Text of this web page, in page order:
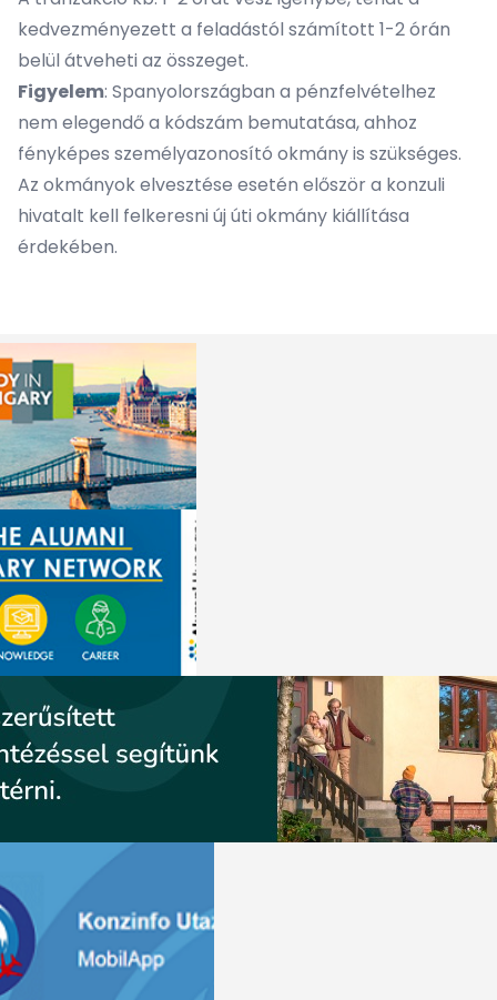
kedvezményezett a feladástól számított 1-2 órán
belül átveheti az összeget.
Figyelem: Spanyolországban a pénzfelvételhez
nem elegendő a kódszám bemutatása, ahhoz
fényképes személyazonosító okmány is szükséges.
Az okmányok elvesztése esetén először a konzuli
hivatalt kell felkeresni új úti okmány kiállítása
érdekében.